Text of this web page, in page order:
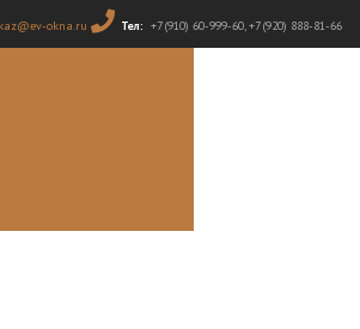
okna.ru Тел: +7 (910) 60-999-60,+7 (920) 888-81-66
от